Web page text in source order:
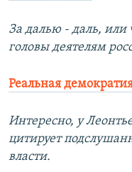
За далью - даль,
головы деятелям
Реальная
Интересно, у
цитирует
власти.